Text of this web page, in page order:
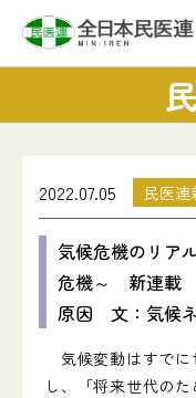
2022.07.05 民医連
気候危機のリア
危機～ 新連載
原因 文：気候
気候変動はすでに
し、「将来世代の